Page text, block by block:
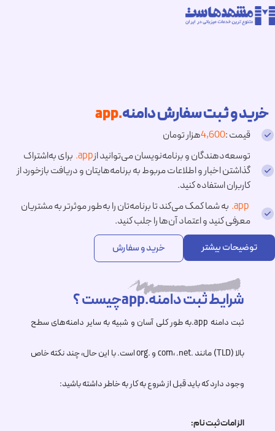
خرید و ثبت سفارش دامنه.app
قیمت :4,600هزار تومان
توسعه‌دهندگان و برنامه‌نویسان می‌توانید از.app برای به‌اشتراک
گذاشتن اخبار و اطلاعات مربوط به برنامه‌هایتان و دریافت بازخورد از
کاربران استفاده کنید.
.app به شما کمک می‌کند تا برنامه‌تان را به‌طور موثرتر به مشتریان
معرفی کنید و اعتماد آن‌ها را جلب کنید.
توضیحات بیشتر خرید و سفارش
شرایط ثبت دامنه.appچیست ؟
ثبت دامنه .appبه طور کلی آسان و شبیه به سایر دامنه‌های سطح
بالا (TLD) مانند .com، .net و .org است. با این حال، چند نکته خاص
وجود دارد که باید قبل از شروع به کار به خاطر داشته باشید:
الزامات ثبت نام: